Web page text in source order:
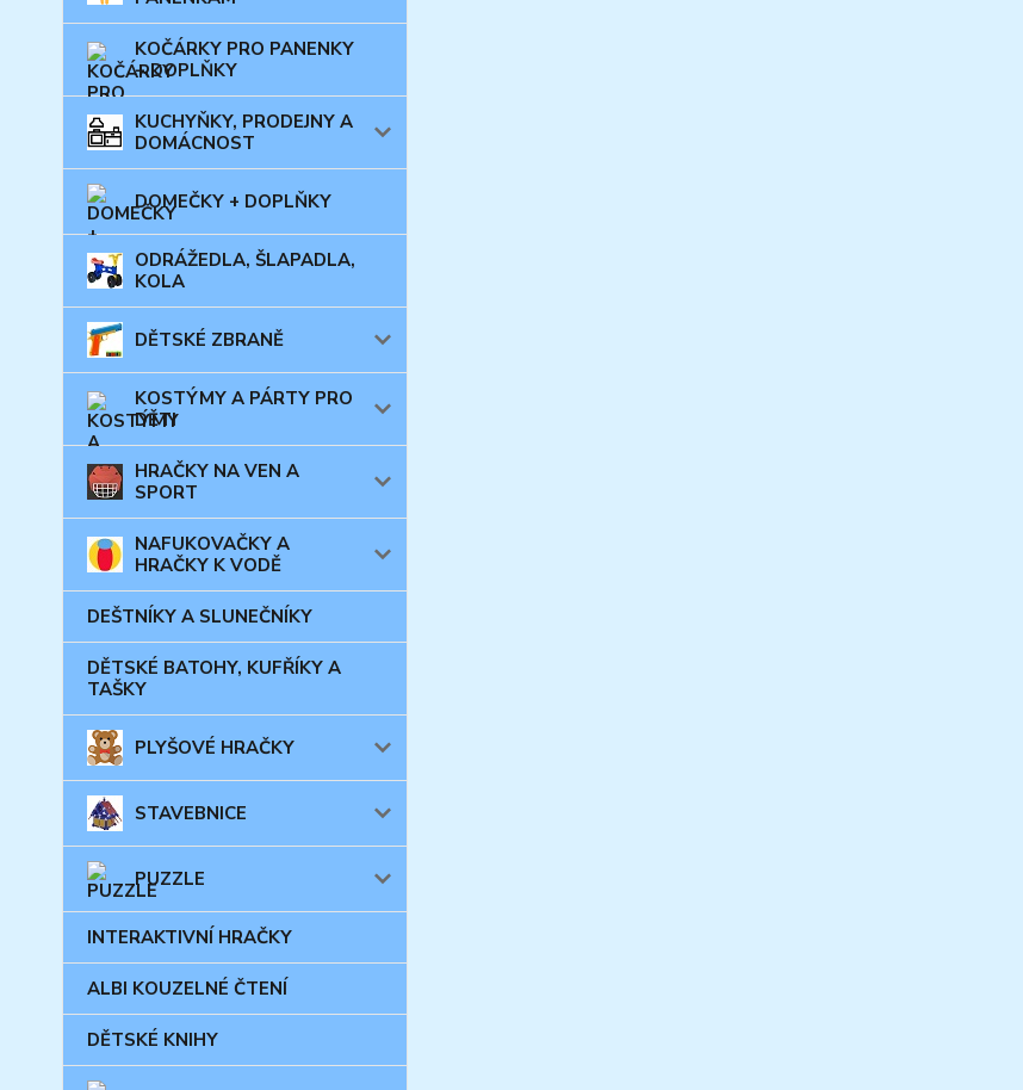
KOČÁRKY PRO PANENKY
+ DOPLŇKY
KUCHYŇKY, PRODEJNY A
DOMÁCNOST
DOMEČKY + DOPLŇKY
ODRÁŽEDLA, ŠLAPADLA,
KOLA
DĚTSKÉ ZBRANĚ
KOSTÝMY A PÁRTY PRO
DĚTI
HRAČKY NA VEN A
SPORT
NAFUKOVAČKY A
HRAČKY K VODĚ
DEŠTNÍKY A SLUNEČNÍKY
DĚTSKÉ BATOHY, KUFŘÍKY A
TAŠKY
PLYŠOVÉ HRAČKY
STAVEBNICE
PUZZLE
INTERAKTIVNÍ HRAČKY
ALBI KOUZELNÉ ČTENÍ
DĚTSKÉ KNIHY